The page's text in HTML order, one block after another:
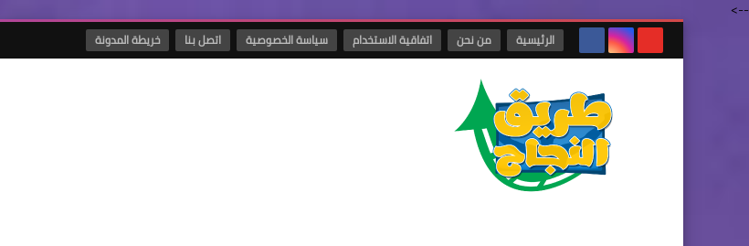
-->
الرئيسية من نحن اتفاقية الاستخدام سياسة الخصوصية اتصل بنا خريطة المدونة